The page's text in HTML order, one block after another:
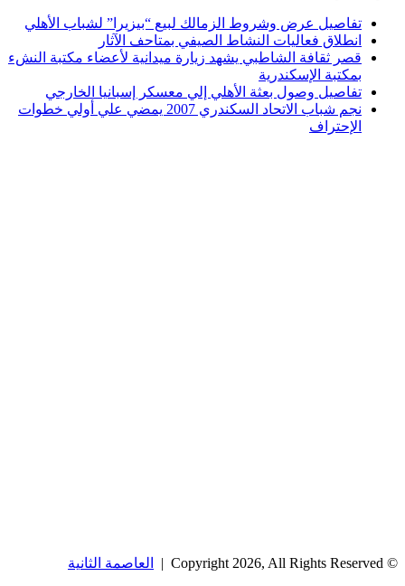
تفاصيل عرض وشروط الزمالك لبيع “بيزيرا” لشباب الأهلي
انطلاق فعاليات النشاط الصيفي بمتاحف الآثار
قصر ثقافة الشاطبي يشهد زيارة ميدانية لأعضاء مكتبة النشء
بمكتبة الإسكندرية
تفاصيل وصول بعثة الأهلي إلي معسكر إسبانيا الخارجي
نجم شباب الاتحاد السكندري 2007 يمضي علي أولي خطوات
الإحتراف
© Copyright 2026, All Rights Reserved | العاصمة الثانية